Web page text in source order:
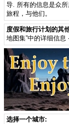
导. 所有的信息是众
旅程，与他们。
度假和旅行计划的其
地图集”中的详细信息
选择一个城市: